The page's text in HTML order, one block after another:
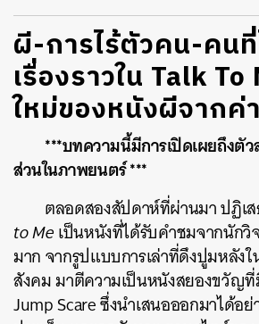
ผี-การไร้ตัวคน-คนที่
เรื่องราวใน Talk To
ใหม่ของหนังผีจากค่
***บทความนี้มีการเปิดเผยถึงตั
ส่วนในภาพยนตร์ ***
ตลอดสองสัปดาห์ที่ผ่านมา ปฏิเส
to Meเป็นหนังที่ได้รับคำชมจากนัก
มาก จากรูปแบบการเล่าที่ดึงปูมหลัง
สังคม มาตีความเป็นหนังสยองขวัญที่
Jump Scare ซึ่งนำเสนอออกมาได้อ